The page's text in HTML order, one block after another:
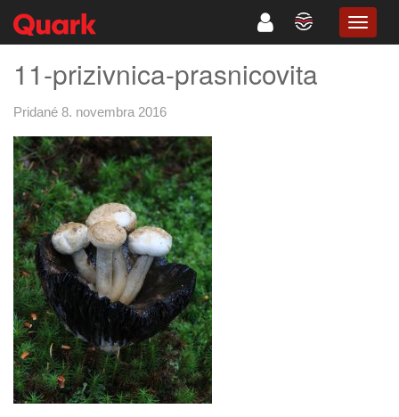
11-prizivnica-prasnicovita
Pridané 8. novembra 2016